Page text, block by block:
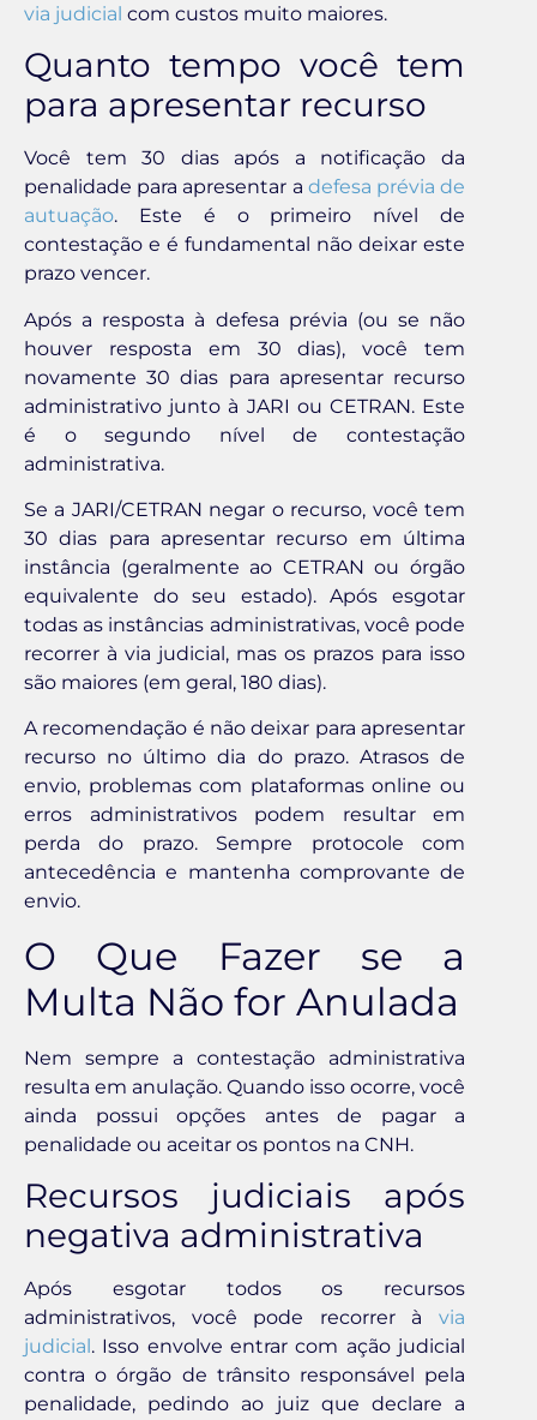
via judicial com custos muito maiores.
Quanto tempo você tem
para apresentar recurso
Você tem 30 dias após a notificação da
penalidade para apresentar a defesa prévia de
autuação. Este é o primeiro nível de
contestação e é fundamental não deixar este
prazo vencer.
Após a resposta à defesa prévia (ou se não
houver resposta em 30 dias), você tem
novamente 30 dias para apresentar recurso
administrativo junto à JARI ou CETRAN. Este
é o segundo nível de contestação
administrativa.
Se a JARI/CETRAN negar o recurso, você tem
30 dias para apresentar recurso em última
instância (geralmente ao CETRAN ou órgão
equivalente do seu estado). Após esgotar
todas as instâncias administrativas, você pode
recorrer à via judicial, mas os prazos para isso
são maiores (em geral, 180 dias).
A recomendação é não deixar para apresentar
recurso no último dia do prazo. Atrasos de
envio, problemas com plataformas online ou
erros administrativos podem resultar em
perda do prazo. Sempre protocole com
antecedência e mantenha comprovante de
envio.
O Que Fazer se a
Multa Não for Anulada
Nem sempre a contestação administrativa
resulta em anulação. Quando isso ocorre, você
ainda possui opções antes de pagar a
penalidade ou aceitar os pontos na CNH.
Recursos judiciais após
negativa administrativa
Após esgotar todos os recursos
administrativos, você pode recorrer à via
judicial. Isso envolve entrar com ação judicial
contra o órgão de trânsito responsável pela
penalidade, pedindo ao juiz que declare a